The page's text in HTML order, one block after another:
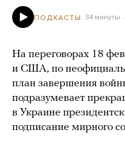
ПОДКАСТЫ 34 минуты
На переговорах 18
и США, по
план завершения
подразумевает
в Украине
подписание мирного